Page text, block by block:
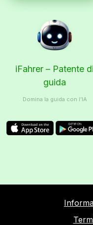
iFahrer – Patente di
guida
Domina la guida con l’IA